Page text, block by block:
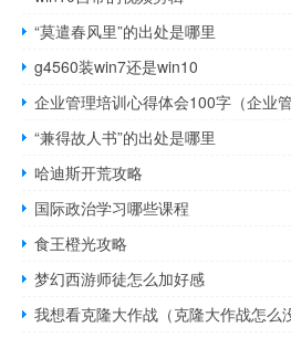
“莫遣春风里”的出处是哪里
g4560装win7还是win10
企业管理培训心得体会100字（企业
“兼得故人书”的出处是哪里
哈迪斯开荒攻略
国际政治学习哪些课程
食王橙光攻略
梦幻西游师徒怎么加好感
我想看克隆大作战（克隆大作战怎么